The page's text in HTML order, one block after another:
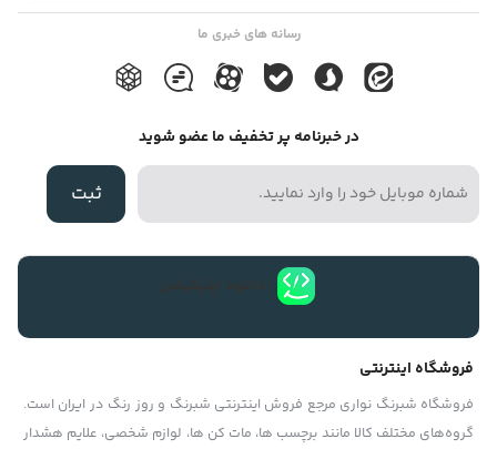
رسانه های خبری ما
در خبرنامه پر تخفیف ما عضو شوید
ثبت
فروشگاه اینترنتی
فروشگاه شبرنگ نواری مرجع فروش اینترنتی شبرنگ و روز رنگ در ایران است.
گروه‏‏‌های مختلف کالا مانند برچسب ها، مات کن ها، لوازم شخصی، علایم هشدار